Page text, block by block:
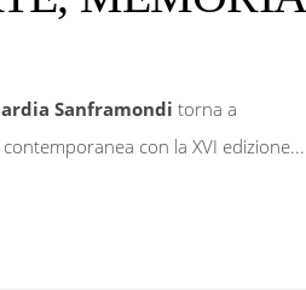
Sanframondi torna a
con la XVI edizione...